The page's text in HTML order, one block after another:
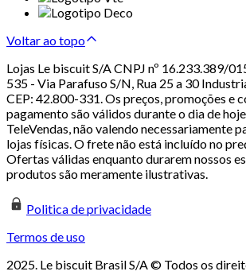
Voltar ao topo
Lojas Le biscuit S/A CNPJ nº 16.233.389/
535 - Via Parafuso S/N, Rua 25 a 30
CEP: 42.800-331. Os preços, promoções e
pagamento são válidos durante o dia de
TeleVendas, não valendo necessariamente
lojas físicas. O frete não está incluído no
Ofertas válidas enquanto durarem nossos
produtos são meramente ilustrativas.
Politica de privacidade
Termos de uso
2025. Le biscuit Brasil S/A © Todos os